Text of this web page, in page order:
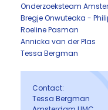
Onderzoeksteam
Bregje Onwuteaka -
Roeline Pasman
Annicka van der Plas
Tessa Bergman
Contact:
Tessa Bergman